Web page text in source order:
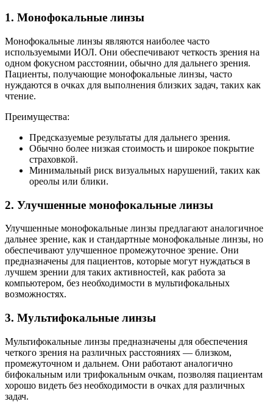
1. Монофокальные линзы
Монофокальные линзы являются наиболее часто
используемыми ИОЛ. Они обеспечивают четкость зрения на
одном фокусном расстоянии, обычно для дальнего зрения.
Пациенты, получающие монофокальные линзы, часто
нуждаются в очках для выполнения близких задач, таких как
чтение.
Преимущества:
Предсказуемые результаты для дальнего зрения.
Обычно более низкая стоимость и широкое покрытие
страховкой.
Минимальный риск визуальных нарушений, таких как
ореолы или блики.
2. Улучшенные монофокальные линзы
Улучшенные монофокальные линзы предлагают аналогичное
дальнее зрение, как и стандартные монофокальные линзы, но
обеспечивают улучшенное промежуточное зрение. Они
предназначены для пациентов, которые могут нуждаться в
лучшем зрении для таких активностей, как работа за
компьютером, без необходимости в мультифокальных
возможностях.
3. Мультифокальные линзы
Мультифокальные линзы предназначены для обеспечения
четкого зрения на различных расстояниях — близком,
промежуточном и дальнем. Они работают аналогично
бифокальным или трифокальным очкам, позволяя пациентам
хорошо видеть без необходимости в очках для различных
задач.